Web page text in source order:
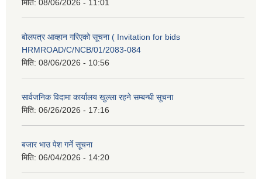
मिति: 08/06/2026 - 11:01
बोलपत्र आव्हान गरिएको सूचना ( Invitation for bids
HRMROAD/C/NCB/01/2083-084
मिति: 08/06/2026 - 10:56
सार्वजनिक विदामा कार्यालय खुल्ला रहने सम्बन्धी सूचना
मिति: 06/26/2026 - 17:16
बजार भाउ पेश गर्ने सूचना
मिति: 06/04/2026 - 14:20